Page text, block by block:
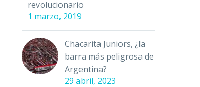
revolucionario
1 marzo, 2019
Chacarita Juniors, ¿la
barra más peligrosa de
Argentina?
29 abril, 2023